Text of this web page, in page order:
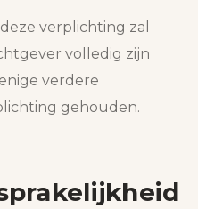
verplichting zal
volledig zijn
verdere
gehouden.